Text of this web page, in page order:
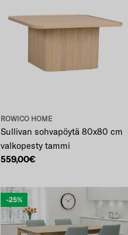
ROWICO HOME
Sullivan sohvapöytä 80x80 cm
valkopesty tammi
Normaalihinta
559,00€
-25%